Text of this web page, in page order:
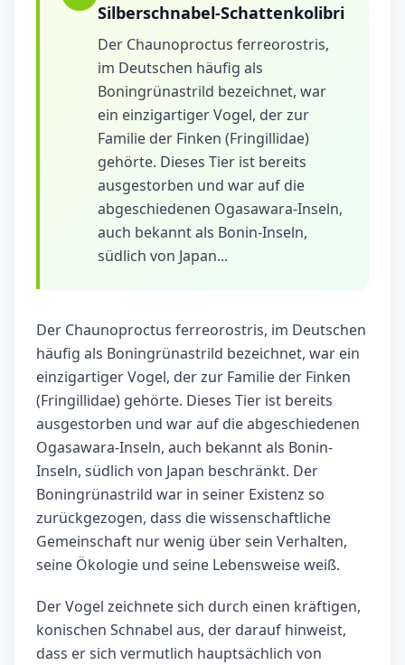
Silberschnabel-Schattenkolibri
Der Chaunoproctus ferreorostris,
im Deutschen häufig als
Boningrünastrild bezeichnet, war
ein einzigartiger Vogel, der zur
Familie der Finken (Fringillidae)
gehörte. Dieses Tier ist bereits
ausgestorben und war auf die
abgeschiedenen Ogasawara-Inseln,
auch bekannt als Bonin-Inseln,
südlich von Japan...
Der Chaunoproctus ferreorostris, im Deutschen
häufig als Boningrünastrild bezeichnet, war ein
einzigartiger Vogel, der zur Familie der Finken
(Fringillidae) gehörte. Dieses Tier ist bereits
ausgestorben und war auf die abgeschiedenen
Ogasawara-Inseln, auch bekannt als Bonin-
Inseln, südlich von Japan beschränkt. Der
Boningrünastrild war in seiner Existenz so
zurückgezogen, dass die wissenschaftliche
Gemeinschaft nur wenig über sein Verhalten,
seine Ökologie und seine Lebensweise weiß.
Der Vogel zeichnete sich durch einen kräftigen,
konischen Schnabel aus, der darauf hinweist,
dass er sich vermutlich hauptsächlich von